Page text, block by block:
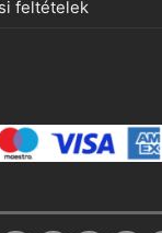
feltételek